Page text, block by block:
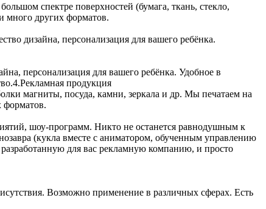
спектре поверхностей (бумага, ткань, стекло,
много других форматов.
дизайна, персонализация для вашего ребёнка.
персонализация для вашего ребёнка. Удобное в
продукция
магниты, посуда, камни, зеркала и др. Мы печатаем на
форматов.
шоу-программ. Никто не останется равнодушным к
(кукла вместе с аниматором, обученным управлению
для вас рекламную компанию, и просто
Возможно применение в различных сферах. Есть